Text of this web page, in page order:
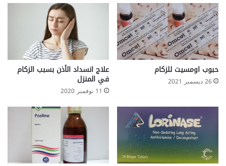
حبوب اومسيت للزكام
26 ديسمبر 2021
علاج انسداد الأذن بسبب الزكام
في المنزل
11 نوفمبر 2020